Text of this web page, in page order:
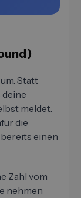
Statt
deine
meldet.
die
einen
Zahl vom
nehmen